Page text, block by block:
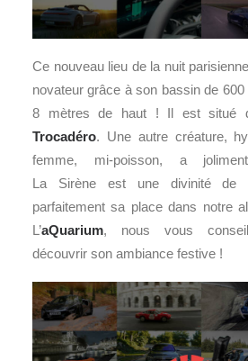
Ce nouveau lieu de la nuit
novateur grâce à son bassin de 600
8 mètres de haut ! Il est situé
Trocadéro. Une autre créature,
femme, mi-poisson, a
La Sirène est une divinité de
parfaitement sa place dans notre
L’aQuarium, nous vous
découvrir son ambiance festive !